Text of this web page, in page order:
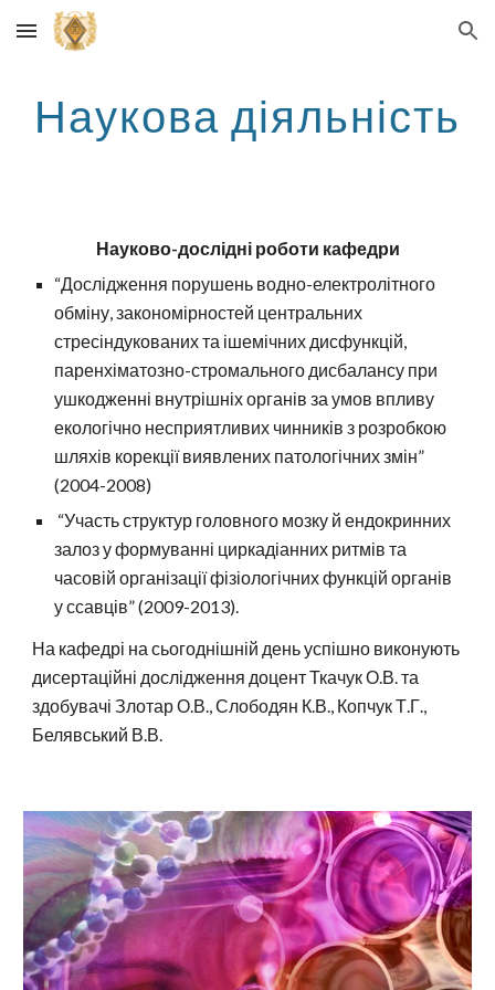
Skip to main content Skip to navigation
Наукова діяльність
Науково-дослідні роботи кафедри
“Дослідження порушень водно-електролітного
обміну, закономірностей центральних
стресіндукованих та ішемічних дисфункцій,
паренхіматозно-стромального дисбалансу при
ушкодженні внутрішніх органів за умов впливу
екологічно несприятливих чинників з розробкою
шляхів корекції виявлених патологічних змін”
(2004-2008)
“Участь структур головного мозку й ендокринних
залоз у формуванні циркадіанних ритмів та
часовій організації фізіологічних функцій органів
у ссавців” (2009-2013).
На кафедрі на сьогоднішній день успішно виконують
дисертаційні дослідження доцент Ткачук О.В. та
здобувачі Злотар О.В., Слободян К.В., Копчук Т.Г.,
Белявський В.В.